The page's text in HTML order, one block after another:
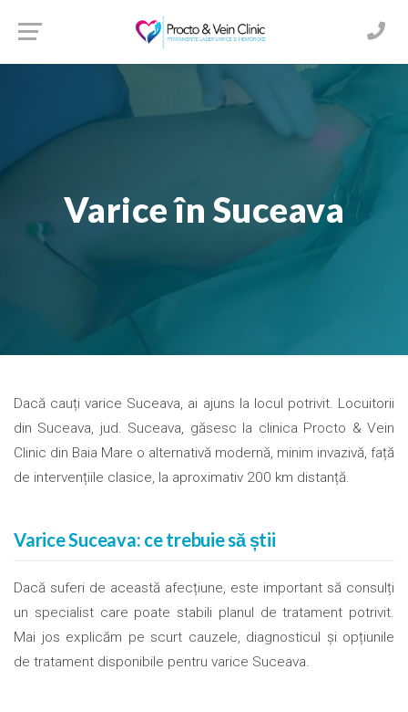
Varice în Suceava
Dacă cauți varice Suceava, ai ajuns la locul potrivit. Locuitorii
din Suceava, jud. Suceava, găsesc la clinica Procto & Vein
Clinic din Baia Mare o alternativă modernă, minim invazivă, față
de intervențiile clasice, la aproximativ 200 km distanță.
Varice Suceava: ce trebuie să știi
Dacă suferi de această afecțiune, este important să consulți
un specialist care poate stabili planul de tratament potrivit.
Mai jos explicăm pe scurt cauzele, diagnosticul și opțiunile
de tratament disponibile pentru varice Suceava.